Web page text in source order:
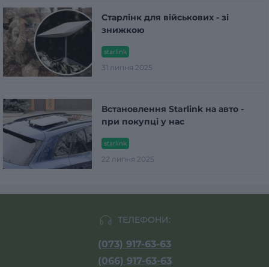
starlink
31 липня 2025
Старлінк для військових - зі
знижкою
starlink
22 липня 2025
Встановлення Starlink на авто -
при покупці у нас
ТЕЛЕФОНИ:
(073) 917-63-63
(066) 917-63-63